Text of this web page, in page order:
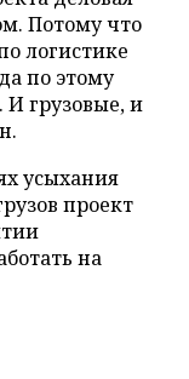
Потому что
логистике
по этому
грузовые, и
усыхания
проект
на